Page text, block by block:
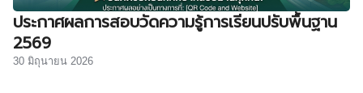
ประกาศผลการสอบวัดความรู้การเรียนปรับพื้นฐาน
2569
30 มิถุนายน 2026